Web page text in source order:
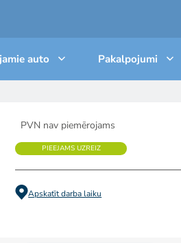
auto Pakalpojumi
PVN nav piemērojams
PIEEJAMS UZREIZ
Apskatīt darba laiku